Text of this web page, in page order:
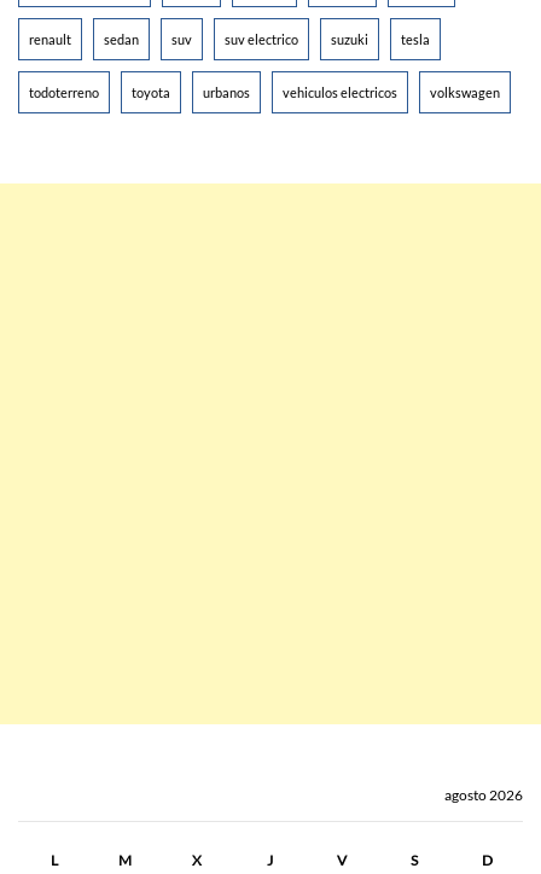
renault sedan suv suv electrico suzuki tesla
todoterreno toyota urbanos vehiculos electricos volkswagen
agosto 2026
L M X J V S D